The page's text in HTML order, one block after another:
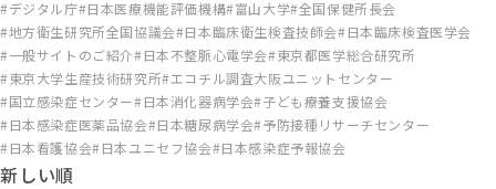
デジタル庁 日本医療機能評価機構 富山大学 全国保健所長会
地方衛生研究所全国協議会 日本臨床衛生検査技師会 日本臨床検査医学会
一般サイトのご紹介 日本不整脈心電学会 東京都医学総合研究所
東京大学生産技術研究所 エコチル調査大阪ユニットセンター
国立感染症センター 日本消化器病学会 子ども療養支援協会
日本感染症医薬品協会 日本糖尿病学会 予防接種リサーチセンター
日本看護協会 日本ユニセフ協会 日本感染症予報協会
新しい順